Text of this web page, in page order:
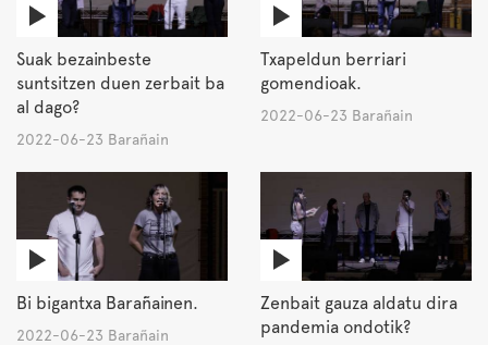
Suak bezainbeste
suntsitzen duen zerbait ba
al dago?
2022-06-23 Barañain
Txapeldun berriari
gomendioak.
2022-06-23 Barañain
Bi bigantxa Barañainen.
2022-06-23 Barañain
Zenbait gauza aldatu dira
pandemia ondotik?